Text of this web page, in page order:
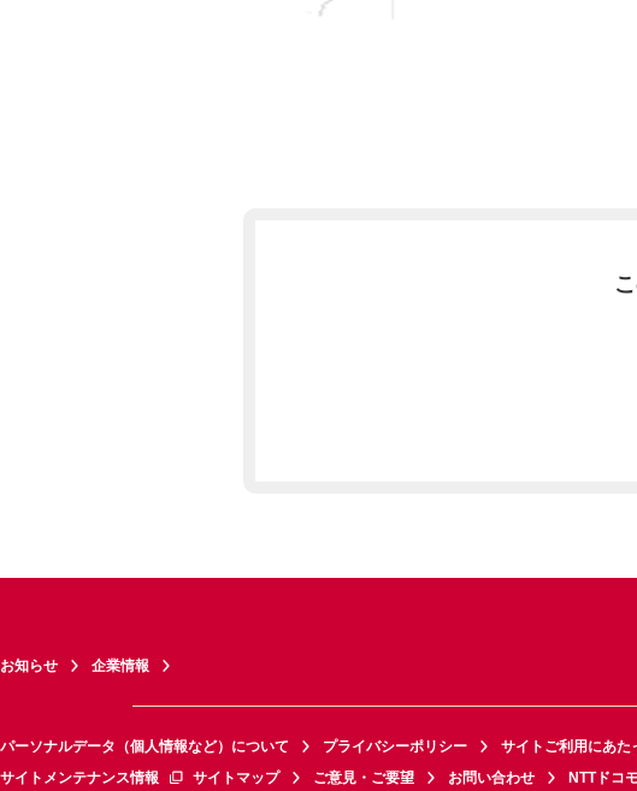
お知らせ 企業情報
パーソナルデータ（個人情報など）について プライバシーポリシー サイトご利用にあた
サイトメンテナンス情報
サイトマップ ご意見・ご要望 お問い合わせ NTTドコ